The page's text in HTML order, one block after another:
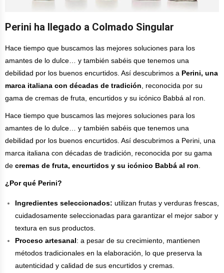
Perini ha llegado a Colmado Singular
Hace tiempo que buscamos las mejores soluciones para los
amantes de lo dulce… y también sabéis que tenemos una
debilidad por los buenos encurtidos. Así descubrimos a Perini, una
marca italiana con décadas de tradición , reconocida por su
gama de cremas de fruta, encurtidos y su icónico Babbá al ron.
Hace tiempo que buscamos las mejores soluciones para los
amantes de lo dulce… y también sabéis que tenemos una
debilidad por los buenos encurtidos. Así descubrimos a Perini, una
marca italiana con décadas de tradición, reconocida por su gama
de cremas de fruta, encurtidos y su icónico Babbá al ron
¿Por qué Perini?
Ingredientes seleccionados: utilizan frutas y verduras frescas,
cuidadosamente seleccionadas para garantizar el mejor sabor y
textura en sus productos.
Proceso artesanal: a pesar de su crecimiento, mantienen
métodos tradicionales en la elaboración, lo que preserva la
autenticidad y calidad de sus encurtidos y cremas.